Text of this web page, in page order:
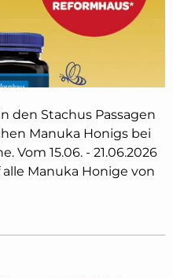
den Stachus Passagen
Manuka Honigs bei
Vom 15.06. - 21.06.2026
Manuka Honige von